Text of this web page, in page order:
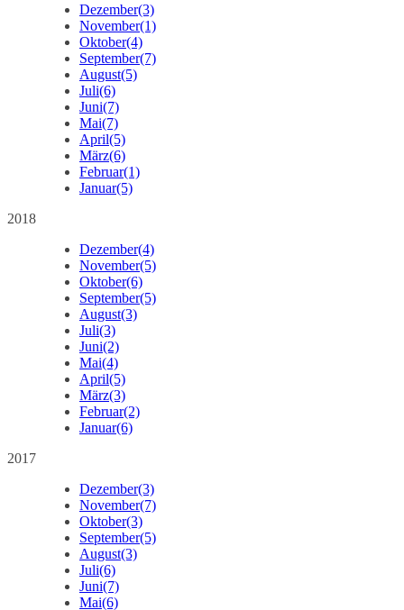
Dezember(3)
November(1)
Oktober(4)
September(7)
August(5)
Juli(6)
Juni(7)
Mai(7)
April(5)
März(6)
Februar(1)
Januar(5)
2018
Dezember(4)
November(5)
Oktober(6)
September(5)
August(3)
Juli(3)
Juni(2)
Mai(4)
April(5)
März(3)
Februar(2)
Januar(6)
2017
Dezember(3)
November(7)
Oktober(3)
September(5)
August(3)
Juli(6)
Juni(7)
Mai(6)